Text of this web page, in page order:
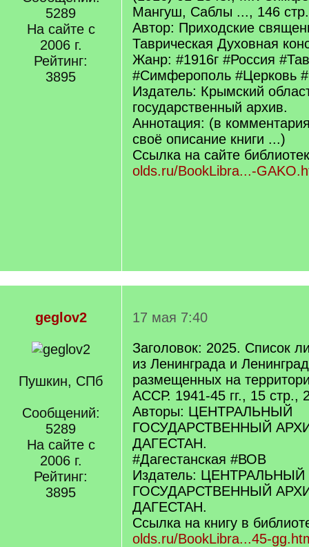
5289
На сайте с
2006 г.
Рейтинг:
3895
Мангуш, Саблы ..., 146
Автор: Приходские
Таврическая Духовная
Жанр: #1916г #Россия
#Симферополь #Церковь
Издатель: Крымский
государственный архив.
Аннотация: (в
своё описание книги ...)
Ссылка на сайте
olds.ru/BookLibra...-
geglov2
Пушкин, СПб
Сообщений:
5289
На сайте с
2006 г.
Рейтинг:
3895
17 мая 7:40
Заголовок: 2025. Список
из Ленинграда и
размещенных на
АССР. 1941-45 гг., 15 стр.,
Авторы: ЦЕНТРАЛЬНЫЙ
ГОСУДАРСТВЕННЫЙ
ДАГЕСТАН.
#Дагестанская #ВОВ
Издатель: ЦЕНТРАЛЬНЫЙ
ГОСУДАРСТВЕННЫЙ
ДАГЕСТАН.
Ссылка на книгу в
olds.ru/BookLibra...45-